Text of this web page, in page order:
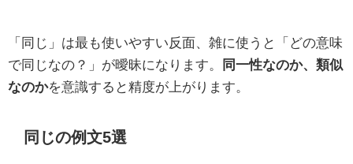
「同じ」は最も使いやすい反面、雑に使うと「どの意味
で同じなの？」が曖昧になります。
同一性なのか、類似
なのかを意識すると精度が上がります。
同じの例文5選